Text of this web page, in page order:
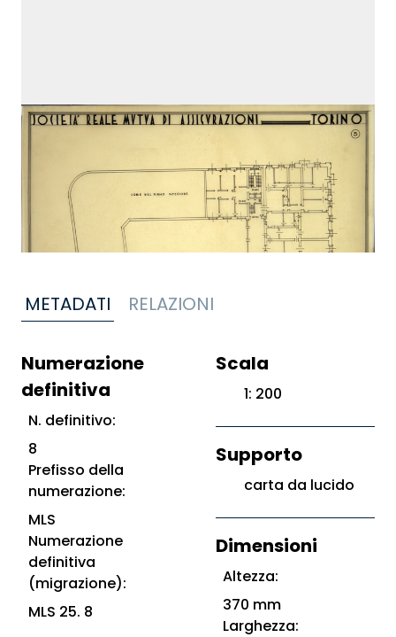
METADATI RELAZIONI
Numerazione
definitiva
N. definitivo:
8
Prefisso della
numerazione:
MLS
Numerazione
definitiva
(migrazione):
MLS 25. 8
Scala
1: 200
Supporto
carta da lucido
Dimensioni
Altezza:
370 mm
Larghezza: